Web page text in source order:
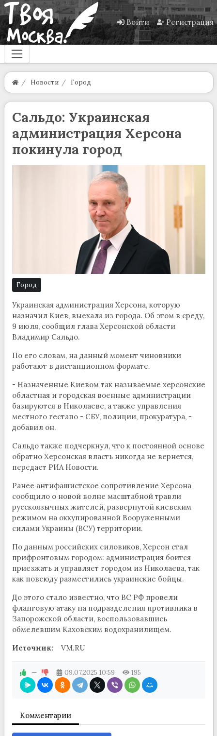
Войти Регистрация
Новости Город
Сальдо: Украинская
администрация Херсона
покинула город
Город
Украинская администрация Херсона, которую
назначил Киев, выехала из города. Об этом в среду,
9 июля, сообщил глава Херсонской области
Владимир Сальдо.
По его словам, на данный момент чиновники
работают в дистанционном формате.
- Назначенные Киевом так называемые херсонские
областная и городская военные администрации
базируются в Николаеве, а также управления
местного гестапо - СБУ, полиции, прокуратура, -
добавил он.
Сальдо также подчеркнул, что к постоянной основе
обратно Херсонская власть никогда не вернется,
передает РИА Новости.
Ранее антифашистское сопротивление Херсона
сообщило о новой волне масштабной травли
русскоязычных жителей, развернутой киевским
режимом на оккупированной Вооруженными
силами Украины (ВСУ) территории.
По данным российских силовиков, Херсон стал
прифронтовым городом: администрация боится
приезжать и управляет городом из Николаева, так
как повсюду разместились украинские бойцы.
До этого стало известно, что ВС РФ провели
фланговую атаку на подразделения противника в
Запорожской области, воспользовавшись
обмелевшим Каховским водохранилищем.
Источник:
VM.RU
— 09.07.2025 10:59 195
Комментарии